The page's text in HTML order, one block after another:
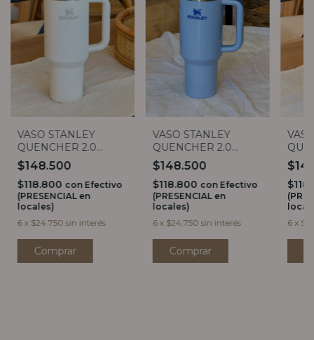
VASO STANLEY
QUENCHER 2.0
1182ML
$148.500
$118.800 con Efectivo
(PRESENCIAL en
locales)
6 x $24.750 sin interés
Comprar
VASO STANLEY
QUENCHER 2.0
1182ML
$148.500
$118.800 con Efectivo
(PRESENCIAL en
locales)
6 x $24.750 sin interés
Comprar
6 x